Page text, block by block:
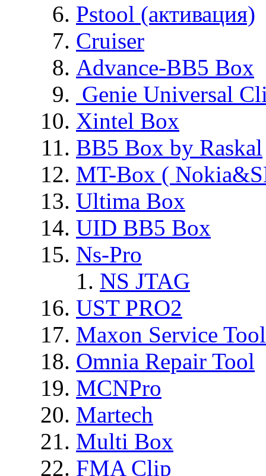
Pstool (активация)
Cruiser
Advance-BB5 Box
Genie Universal
Xintel Box
BB5 Box by Raskal
MT-Box (
Ultima Box
UID BB5 Box
Ns-Pro
NS JTAG
UST PRO2
Maxon Service
Omnia Repair Tool
MCNPro
Martech
Multi Box
FMA Clip